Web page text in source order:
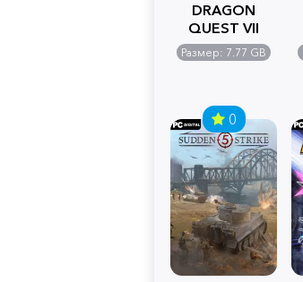
DRAGON
QUEST VII
Reimagined
Размер: 7.77 GB
0